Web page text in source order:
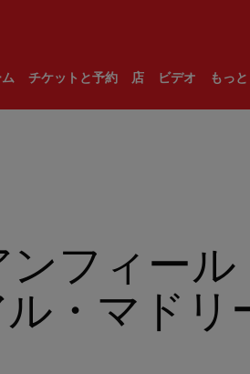
チケットと予約 店 ビデオ もっと
フィー
・マドリ